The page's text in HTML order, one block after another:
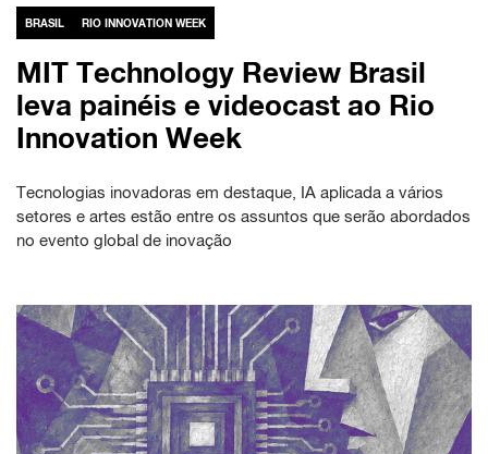
BRASIL RIO INNOVATION WEEK
MIT Technology Review Brasil
leva painéis e videocast ao Rio
Innovation Week
Tecnologias inovadoras em destaque, IA aplicada a vários
setores e artes estão entre os assuntos que serão abordados
no evento global de inovação